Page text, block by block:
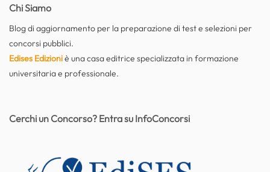
Chi Siamo
Blog di aggiornamento per la preparazione di test e selezioni per
concorsi pubblici.
Edises Edizioniè una casa editrice specializzata in formazione
universitaria e professionale.
Cerchi un Concorso? Entra su InfoConcorsi